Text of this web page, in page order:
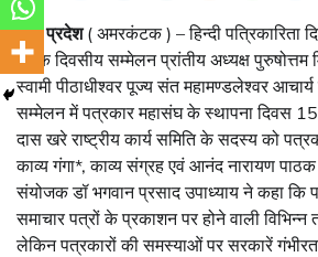
मध्य प्रदेश( अमरकंटक ) – हिन्दी पत्रिकारिता
में एक दिवसीय सम्मेलन प्रांतीय अध्यक्ष
स्वामी पीठाधीश्वर पूज्य संत महामण्डलेश्वर
सम्मेलन में पत्रकार महासंघ के स्थापना दिवस
दास खरे राष्ट्रीय कार्य समिति के सदस्य को
काव्य गंगा*, काव्य संग्रह एवं आनंद नारायण
संयोजक डॉ भगवान प्रसाद उपाध्याय ने कहा कि
समाचार पत्रों के प्रकाशन पर होने वाली
लेकिन पत्रकारों की समस्याओं पर सरकारें